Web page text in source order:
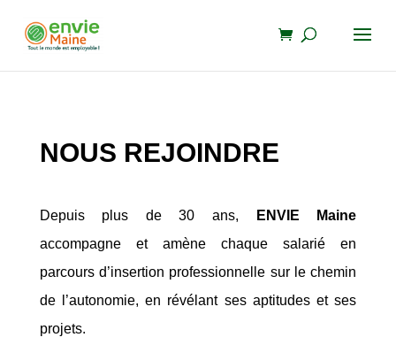
NOUS REJOINDRE
Depuis plus de 30 ans,
ENVIE Maine
accompagne et amène chaque salarié en
parcours d’insertion professionnelle sur le chemin
de l’autonomie, en révélant ses aptitudes et ses
projets.